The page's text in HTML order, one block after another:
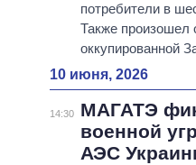
потребители в
Также произошел
оккупированной
10 июня, 2026
14:30
МАГАТЭ
военной
АЭС